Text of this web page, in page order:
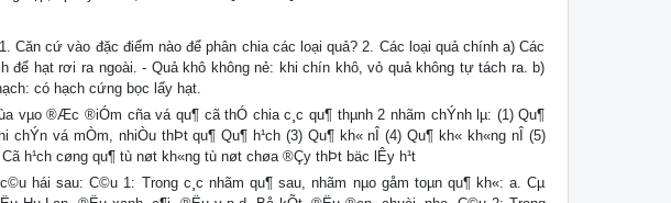
Căn cứ vào đặc điểm nào để phân chia các loại quả? 2. Các loại quả chính a) Các
để hạt rơi ra ngoài. - Quả khô không nẻ: khi chín khô, vỏ quả không tự tách ra. b)
có hạch cứng bọc lấy hạt.
vµo ®Æc ®iÓm cña vá qu¶ cã thÓ chia c¸c qu¶ thµnh 2 nhãm chÝnh lµ: (1) Qu¶
vá mÒm, nhiÒu thÞt qu¶ Qu¶ h¹ch (3) Qu¶ kh« nÎ (4) Qu¶ kh« kh«ng nÎ (5)
h¹ch cøng qu¶ tù nøt kh«ng tù nøt chøa ®Çy thÞt bäc lÊy h¹t
hái sau: C©u 1: Trong c¸c nhãm qu¶ sau, nhãm nµo gåm toµn qu¶ kh«: a. Cµ